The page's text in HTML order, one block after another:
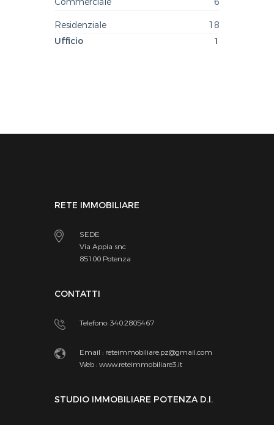
Residenziale
18
Ufficio
1
RETE IMMOBILIARE
SEDE
Via Appia snc
85100 Potenza
CONTATTI
Telefono: 340.2805467
Email : reteimmobiliare.pz@gmail.com
Web :www.reteimmobiliare3.it
STUDIO IMMOBILIARE POTENZA D.I.